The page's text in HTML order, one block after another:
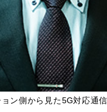
ン側から見た5G対応通